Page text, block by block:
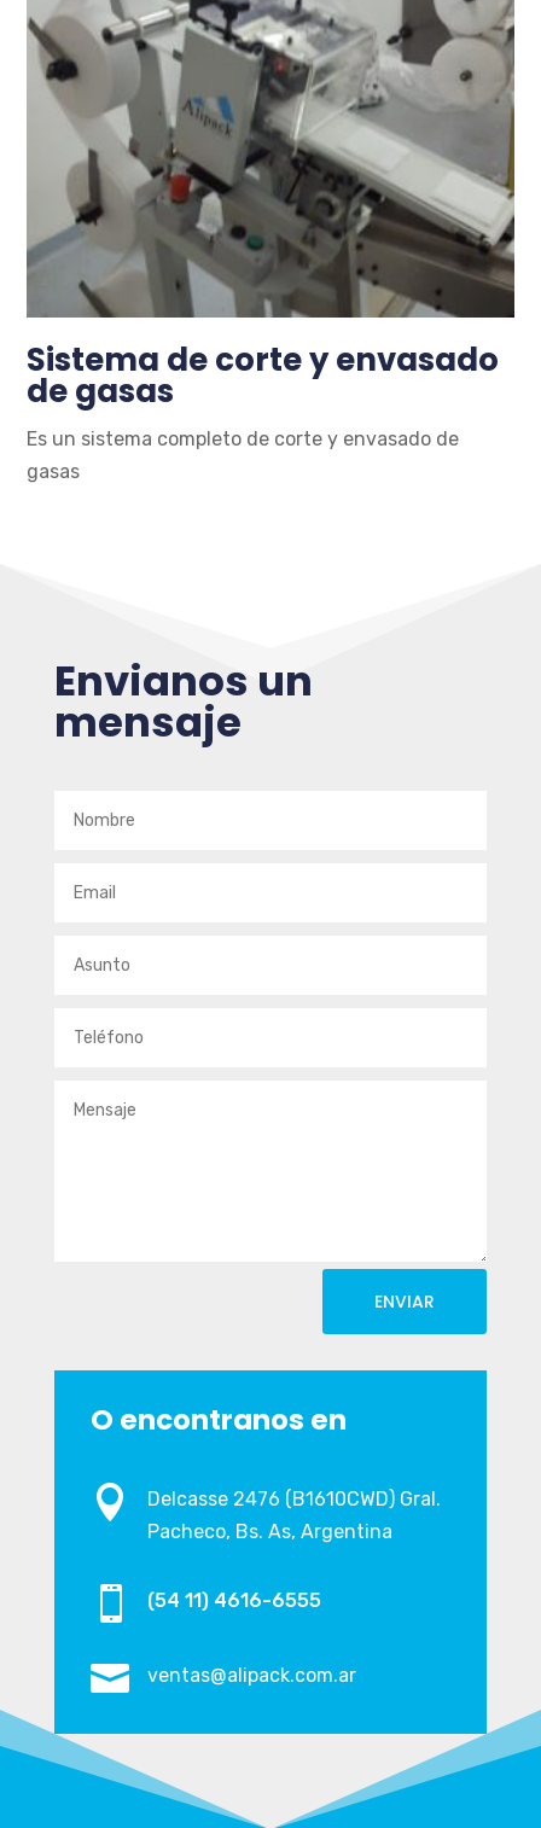
Sistema de corte y envasado
de gasas
Es un sistema completo de corte y envasado de
gasas
Envianos un
mensaje
ENVIAR
O encontranos en

Delcasse 2476 (B1610CWD) Gral.
Pacheco, Bs. As, Argentina
 (54 11) 4616-6555
 ventas@alipack.com.ar